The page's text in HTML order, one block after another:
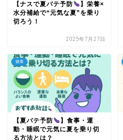
【ナスで夏バテ予防
】栄養×
水分補給で“元気な夏”を乗り
切ろう！
2025年7月27日
健康
【夏バテ予防
】食事・運
動・睡眠で元気に夏を乗り切
る方法とは？